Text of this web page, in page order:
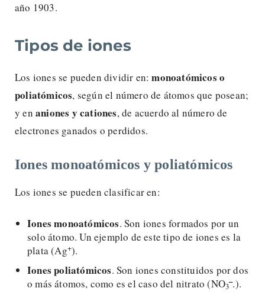
año 1903.
Tipos de iones
Los iones se pueden dividir en: monoatómicos o
poliatómicos, según el número de átomos que posean;
y en aniones y cationes, de acuerdo al número de
electrones ganados o perdidos.
Iones monoatómicos y poliatómicos
Los iones se pueden clasificar en:
Iones monoatómicos. Son iones formados por un
solo átomo. Un ejemplo de este tipo de iones es la
plata (Ag+).
Iones poliatómicos. Son iones constituidos por dos
o más átomos, como es el caso del nitrato (NO3
–.).